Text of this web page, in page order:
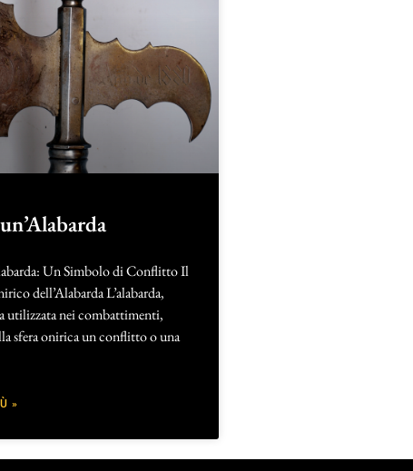
Un Simbolo di Conflitto Il
dell’Alabarda L’alabarda,
utilizzata nei combattimenti,
sfera onirica un conflitto o una
»